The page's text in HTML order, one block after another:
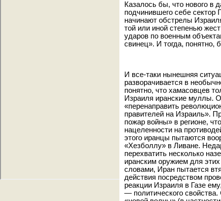
Казалось бы, что нового в
подчинившего себе сектор
начинают обстрелы
той или иной степенью
ударов по военным
свинец». И тогда, понятно,
И все-таки нынешняя
разворачивается в
понятно, что хамасовцев
Израиля иранские муллы.
«перенаправить
правителей на Израиль».
пожар войны» в регионе,
нацеленности на
этого иранцы пытаются
«Хезболлу» в Ливане.
перехватить несколько
иранским оружием для
словами, Иран пытается
действия посредством
реакции Израиля в Газе
— политического